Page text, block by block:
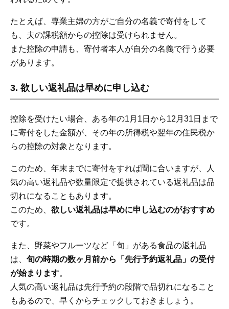
たとえば、専業主婦の方がご自分の名義で寄付をして
も、夫の課税額からの控除は受けられません。
また控除の申請も、寄付者本人が自分の名義で行う必要
があります。
3. 欲しい返礼品は早めに申し込む
控除を受けたい場合、ある年の1月1日から12月31日まで
に寄付をした金額が、その年の所得税や翌年の住民税か
らの控除の対象となります。
このため、年末までに寄付をすれば間に合いますが、人
気の高い返礼品や数量限定で提供されている返礼品は品
切れになることもあります。
このため、 欲しい返礼品は早めに申し込むのがおすすめ
です。
また、野菜やフルーツなど「旬」がある食品の返礼品
は、 旬の時期の数ヶ月前から「先行予約返礼品」の受付
が始まります。
人気の高い返礼品は先行予約の段階で品切れになること
もあるので、早くからチェックしておきましょう。